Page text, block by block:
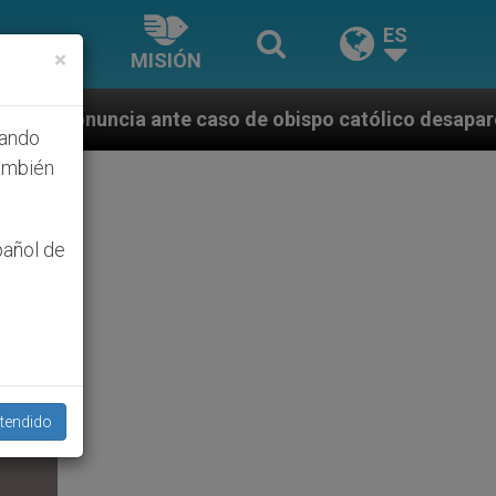
MISIÓN
ES
caso de obispo católico desaparecido por la
×
de